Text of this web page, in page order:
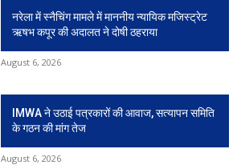
नरेला में स्नैचिंग मामले में माननीय न्यायिक मजिस्ट्रेट
ऋषभ कपूर की अदालत ने दोषी ठहराया
August 6, 2026
IMWA ने उठाई पत्रकारों की आवाज, सत्यापन समिति
के गठन की मांग तेज
August 6, 2026